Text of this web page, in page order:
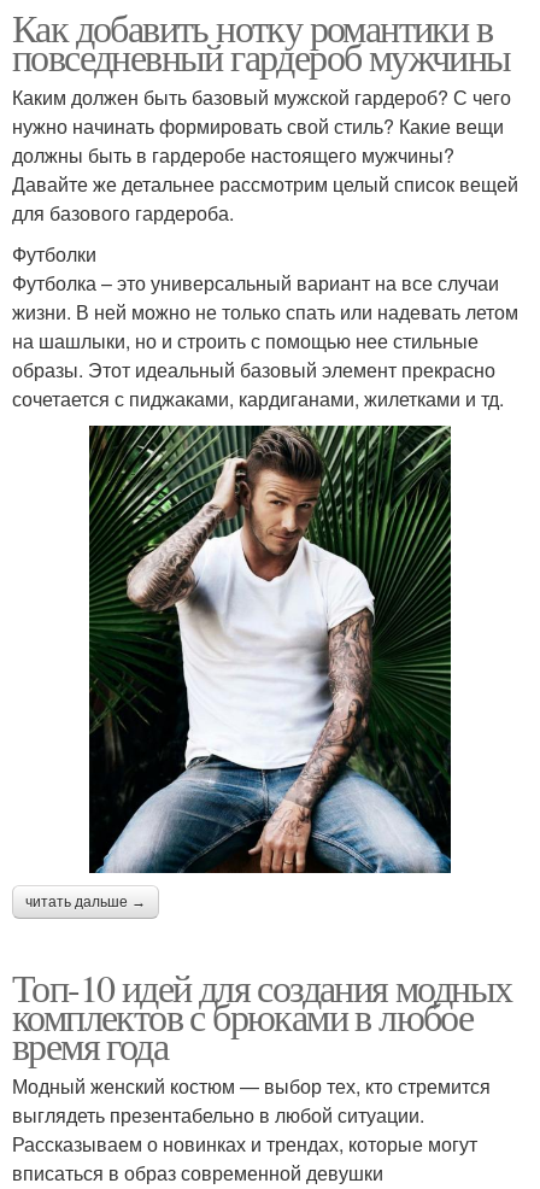
Как добавить нотку романтики в
повседневный гардероб мужчины
Каким должен быть базовый мужской гардероб? С чего
нужно начинать формировать свой стиль? Какие вещи
должны быть в гардеробе настоящего мужчины?
Давайте же детальнее рассмотрим целый список вещей
для базового гардероба.
Футболки
Футболка – это универсальный вариант на все случаи
жизни. В ней можно не только спать или надевать летом
на шашлыки, но и строить с помощью нее стильные
образы. Этот идеальный базовый элемент прекрасно
сочетается с пиджаками, кардиганами, жилетками и тд.
читать дальше →
Топ-10 идей для создания модных
комплектов с брюками в любое
время года
Модный женский костюм — выбор тех, кто стремится
выглядеть презентабельно в любой ситуации.
Рассказываем о новинках и трендах, которые могут
вписаться в образ современной девушки